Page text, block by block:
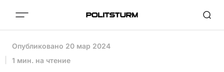
Опубликовано 20 мар 2024
1 мин. на чтение